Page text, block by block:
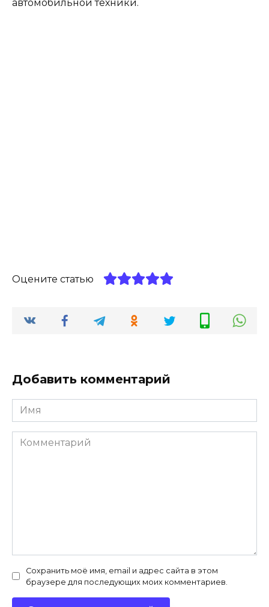
автомобильной техники.
Оцените статью
Добавить комментарий
Имя
*
Комментарий
Сохранить моё имя, email и адрес сайта в этом
браузере для последующих моих комментариев.